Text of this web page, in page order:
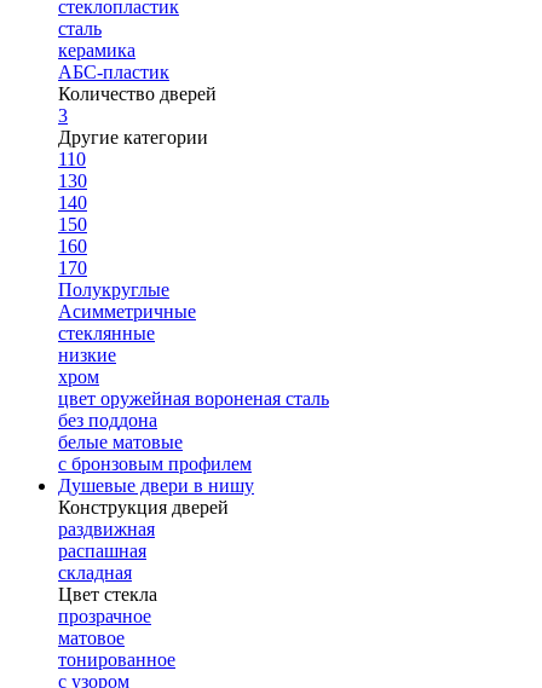
стеклопластик
сталь
керамика
АБС-пластик
Количество дверей
3
Другие категории
110
130
140
150
160
170
Полукруглые
Асимметричные
стеклянные
низкие
хром
цвет оружейная вороненая сталь
без поддона
белые матовые
с бронзовым профилем
Душевые двери в нишу
Конструкция дверей
раздвижная
распашная
складная
Цвет стекла
прозрачное
матовое
тонированное
с узором